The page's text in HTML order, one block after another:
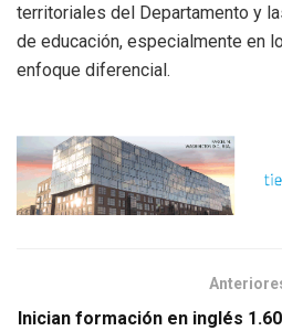
territoriales del Departamento y
de educación, especialmente en
enfoque diferencial.
Inician formación en inglés